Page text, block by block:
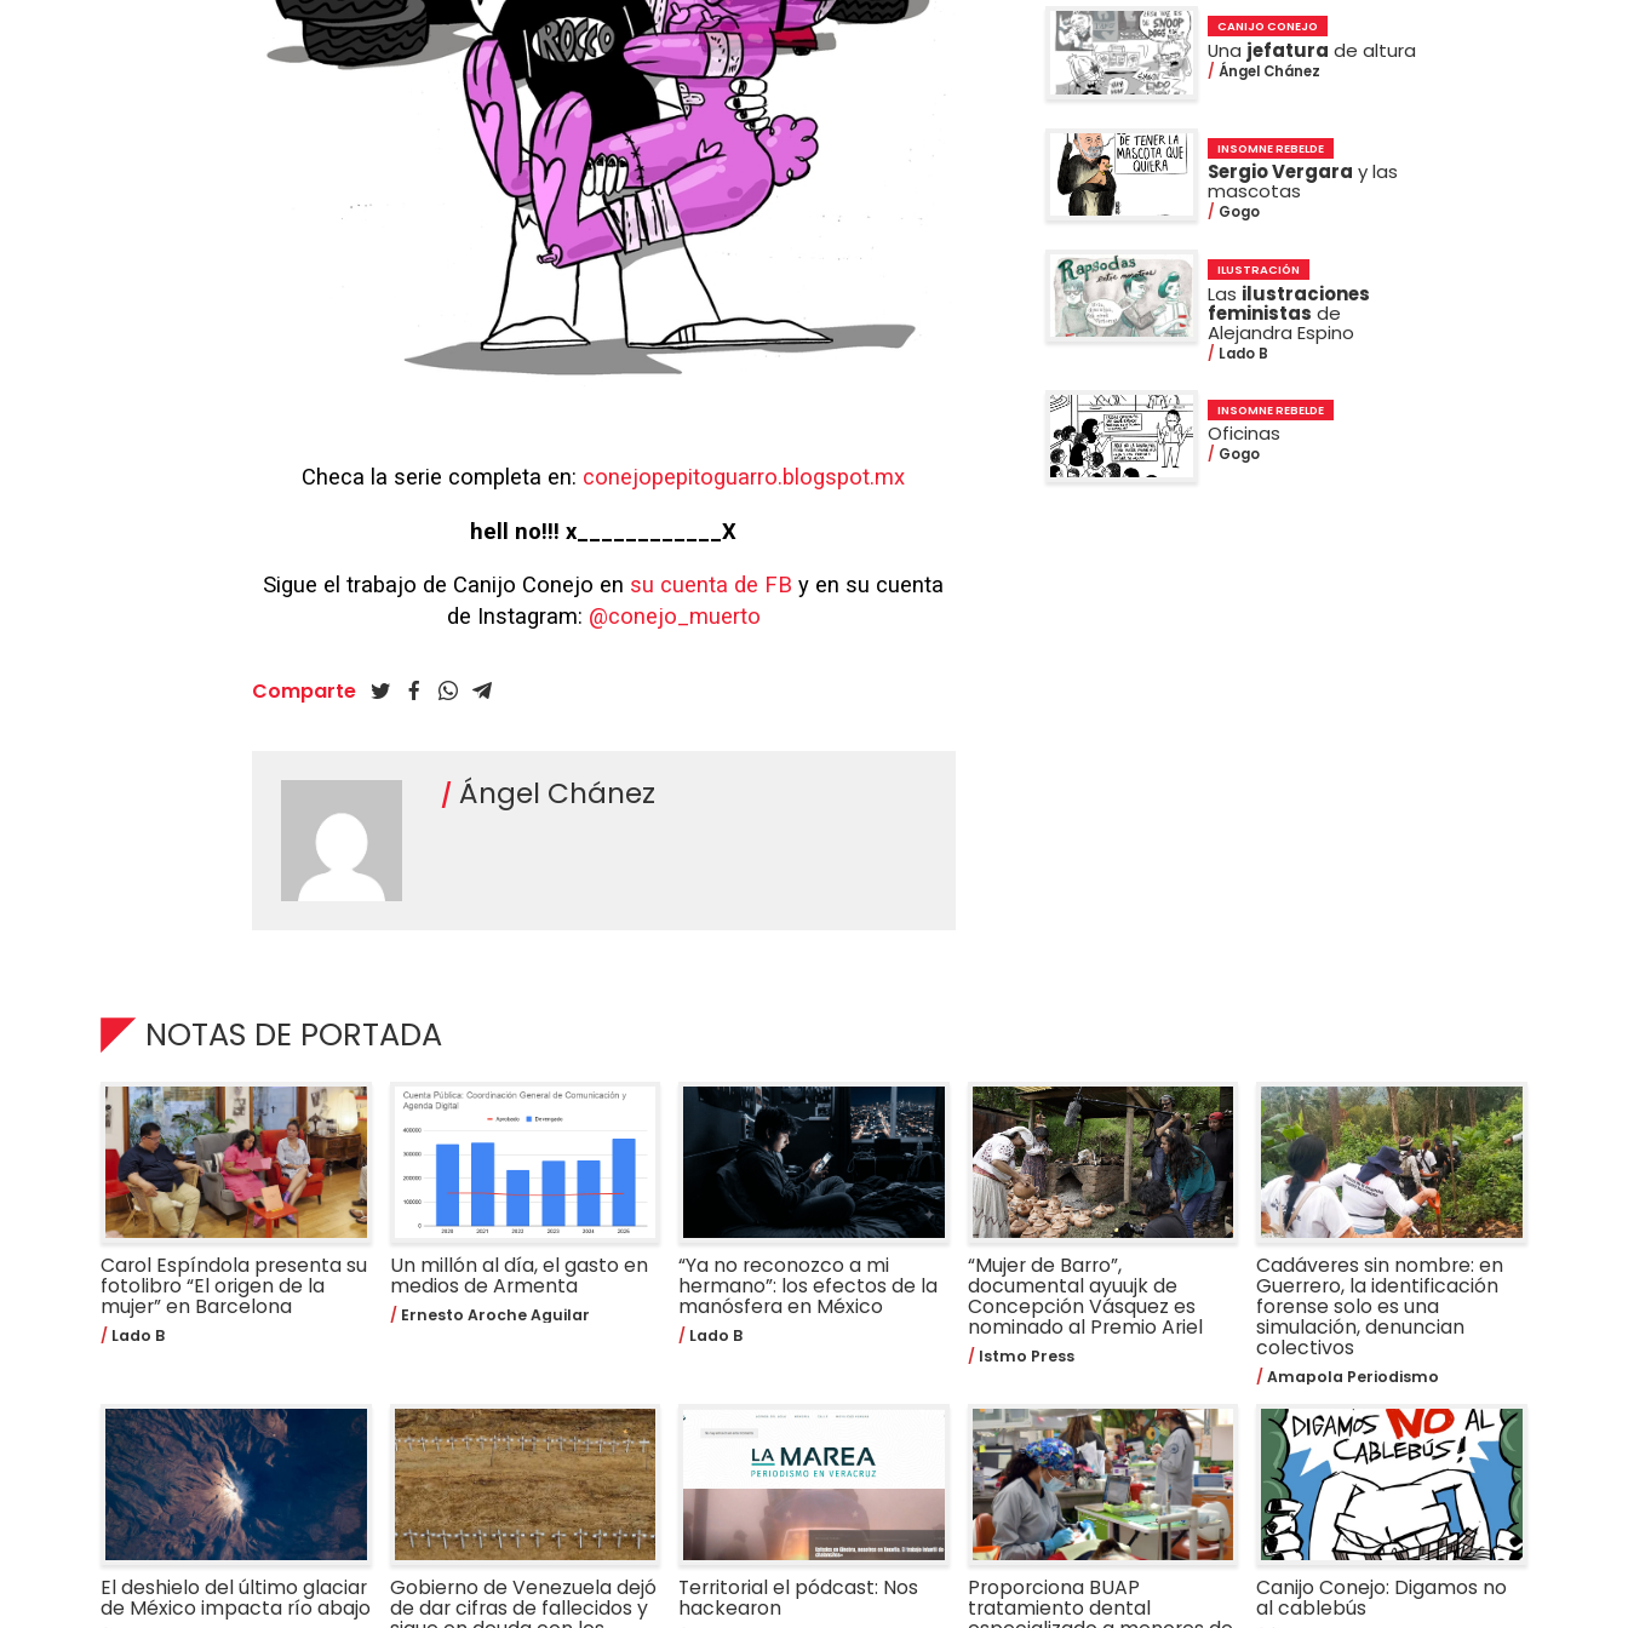
Checa la serie completa en: conejopepitoguarro.blogspot.mx
hell no!!! x____________X
Sigue el trabajo de Canijo Conejo en su cuenta de FB y en su cuenta
de Instagram: @conejo_muerto
Comparte
Ángel Chánez
CANIJO CONEJO
Una jefatura de altura
Ángel Chánez
INSOMNE REBELDE
Sergio Vergara y las
mascotas
Gogo
ILUSTRACIÓN
Las ilustraciones
feministas de
Alejandra Espino
Lado B
INSOMNE REBELDE
Oficinas
Gogo
NOTAS DE PORTADA
Carol Espíndola presenta su
fotolibro “El origen de la
mujer” en Barcelona
Lado B
Un millón al día, el gasto en
medios de Armenta
Ernesto Aroche Aguilar
“Ya no reconozco a mi
hermano”: los efectos de la
manósfera en México
Lado B
“Mujer de Barro”,
documental ayuujk de
Concepción Vásquez es
nominado al Premio Ariel
Istmo Press
Cadáveres sin nombre: en
Guerrero, la identificación
forense solo es una
simulación, denuncian
colectivos
Amapola Periodismo
El deshielo del último glaciar
de México impacta río abajo
Gobierno de Venezuela dejó
de dar cifras de fallecidos y
Territorial el pódcast: Nos
hackearon
Proporciona BUAP
tratamiento dental
Canijo Conejo: Digamos no
al cablebús